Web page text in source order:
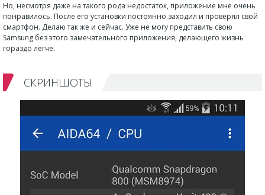
Но, несмотря даже на такого рода недостаток, приложение мне очень
понравилось. После его установки постоянно заходил и проверял свой
смартфон. Делаю так же и сейчас. Уже не могу представить свою
Samsung без этого замечательного приложения, делающего жизнь
гораздо легче.
СКРИНШОТЫ